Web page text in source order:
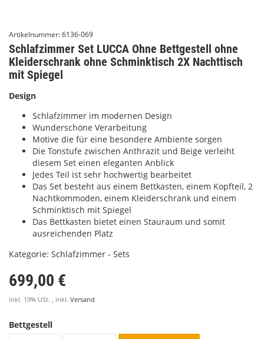
Artikelnummer:6136-069
Schlafzimmer Set LUCCA Ohne Bettgestell ohne
Kleiderschrank ohne Schminktisch 2X Nachttisch
mit Spiegel
Design
Schlafzimmer im modernen Design
Wunderschöne Verarbeitung
Motive die für eine besondere Ambiente sorgen
Die Tonstufe zwischen Anthrazit und Beige verleiht
diesem Set einen eleganten Anblick
Jedes Teil ist sehr hochwertig bearbeitet
Das Set besteht aus einem Bettkasten, einem Kopfteil, 2
Nachtkommoden, einem Kleiderschrank und einem
Schminktisch mit Spiegel
Das Bettkasten bietet einen Stauraum und somit
ausreichenden Platz
Kategorie: Schlafzimmer - Sets
699,00 €
inkl. 19% USt. , inkl. Versand
Bettgestell